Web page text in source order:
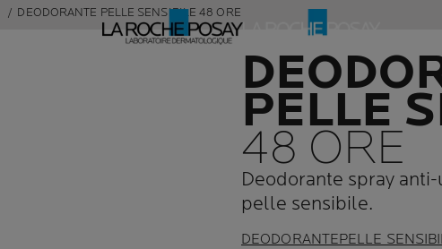
DEODORANTE PELLE SENSIBILE 48 ORE
PELLE
48 ORE
Deodorante spray
pelle sensibile.
DEODORANTEPELLE